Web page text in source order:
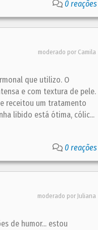
0 reações
moderado por Camila
que utilizo. O
e com textura de pele.
receitou um tratamento
libido está ótima, cólic...
0 reações
moderado por Juliana
de humor... estou